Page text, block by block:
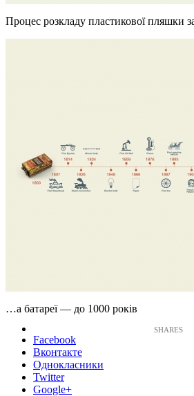
Процес розкладу пластикової пляшки
…а батареї — до 1000 років
Facebook
Вконтакте
Однокласники
Twitter
Google+